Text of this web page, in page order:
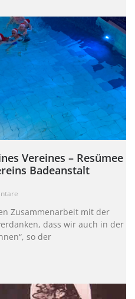
Vereines – Resümee
Badeanstalt
Zusammenarbeit mit der
dass wir auch in der
so der